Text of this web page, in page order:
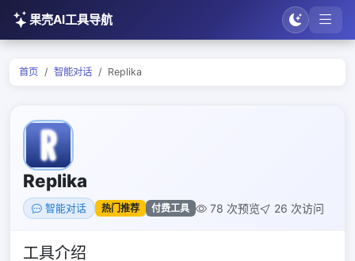
果壳AI工具导航
首页 智能对话 Replika
Replika
智能对话 热门推荐 付费工具 78 次预览 26 次访问
工具介绍